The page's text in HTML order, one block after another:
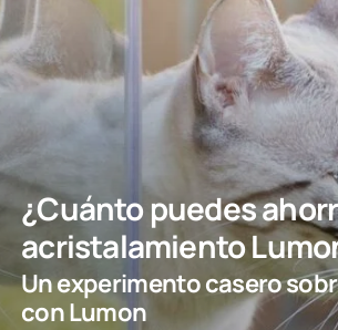
¿Cuánto puedes
acristalamiento
Un experimento casero
con Lumon